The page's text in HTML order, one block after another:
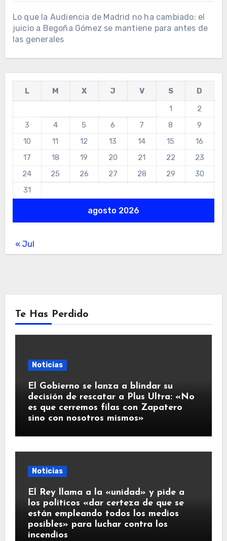
Lo que la Audiencia de Madrid no ha cambiado: el
juicio a Begoña Gómez se mantiene para antes de
las generales
agosto 2026
L M X J V S
D
1
2
3
4 5 6 7 8
9
10
11 12 13 14 15
16
17
18 19 20 21 22
23
24
25 26 27 28 29
30
31
« Jul
Te Has Perdido
Noticias
El Gobierno se lanza a blindar su
decisión de rescatar a Plus Ultra: «No
es que cerremos filas con Zapatero
sino con nosotros mismos»
Noticias
El Rey llama a la «unidad» y pide a
los políticos «dar certeza de que se
están empleando todos los medios
posibles» para luchar contra los
incendios